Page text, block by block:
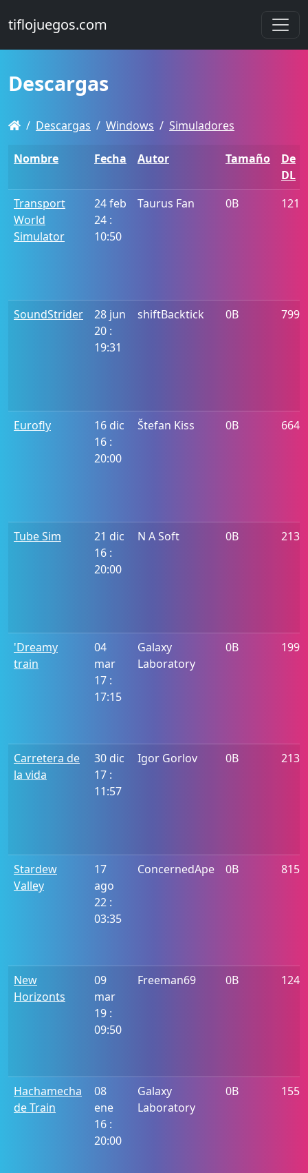
tiflojuegos.com
Descargas
Descargas Windows Simuladores
Nombre Fecha Autor Tamaño
De
DL
Transport
World
Simulator
24 feb
24 :
10:50
Taurus Fan 0B 1210
SoundStrider
28 jun
20 :
19:31
shiftBacktick 0B 799
Eurofly
16 dic
16 :
20:00
Štefan Kiss 0B 6647
Tube Sim
21 dic
16 :
20:00
N A Soft 0B 2137
'Dreamy
train
04
mar
17 :
17:15
Galaxy
Laboratory
0B 1991
Carretera de
la vida
30 dic
17 :
11:57
Igor Gorlov 0B 2132
Stardew
Valley
17
ago
22 :
03:35
ConcernedApe 0B 815
New
Horizonts
09
mar
19 :
09:50
Freeman69 0B 1246
Hachamecha
de Train
08
ene
16 :
20:00
Galaxy
Laboratory
0B 1556